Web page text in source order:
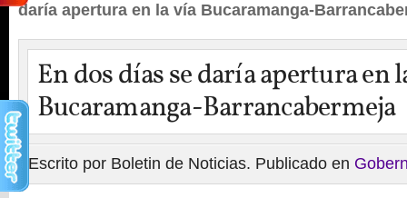
daría apertura en la vía Bucaramanga-
En dos días se daría apertura en
Bucaramanga-Barrancabermeja
Escrito por Boletin de Noticias. Publicado en